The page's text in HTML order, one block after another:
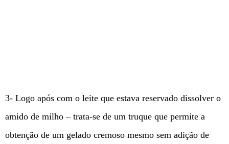
3- Logo após com o leite que estava reservado dissolver o
amido de milho – trata-se de um truque que permite a
obtenção de um gelado cremoso mesmo sem adição de